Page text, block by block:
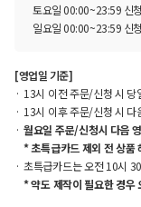
토요일 00:00~23:59 신
일요일 00:00~23:59 신
[영업일 기준]
13시 이전 주문/신청 시 당
13시 이후 주문/신청 시 다
월요일 주문/신청시 다음
* 초특급카드 제외 전 상품
초특급카드는 오전 10시
* 약도 제작이 필요한 경우